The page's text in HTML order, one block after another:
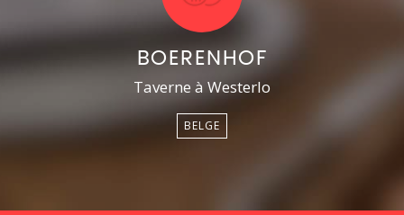
BOERENHOF
Taverne à Westerlo
BELGE